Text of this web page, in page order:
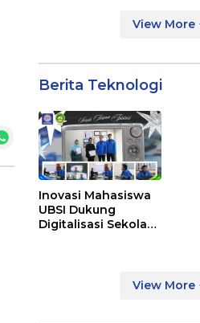
View More
Berita Teknologi
Inovasi Mahasiswa
UBSI Dukung
Digitalisasi Sekolah
View More